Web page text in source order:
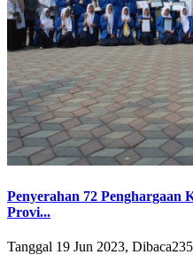
Penyerahan 72 Penghargaan
Provi...
Tanggal 19 Jun 2023,